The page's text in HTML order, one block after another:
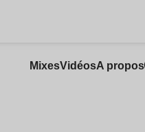
MixesVidéosA propos